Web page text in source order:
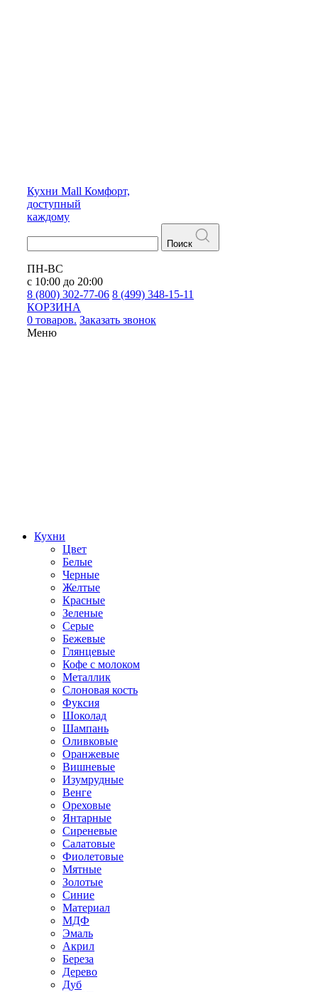
Кухни Mall Комфорт,
доступный
каждому
Поиск
ПН-ВС
с 10:00 до 20:00
8 (800) 302-77-06 8 (499) 348-15-11
КОРЗИНА
0 товаров. Заказать звонок
Меню
Кухни
Цвет
Белые
Черные
Желтые
Красные
Зеленые
Серые
Бежевые
Глянцевые
Кофе с молоком
Металлик
Слоновая кость
Фуксия
Шоколад
Шампань
Оливковые
Оранжевые
Вишневые
Изумрудные
Венге
Ореховые
Янтарные
Сиреневые
Салатовые
Фиолетовые
Мятные
Золотые
Синие
Материал
МДФ
Эмаль
Акрил
Береза
Дерево
Дуб